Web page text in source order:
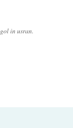
in usran.